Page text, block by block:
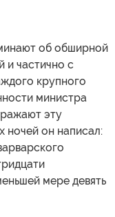
об обширной
и частично с
крупного
министра
эту
ночей он написал:
мере девять